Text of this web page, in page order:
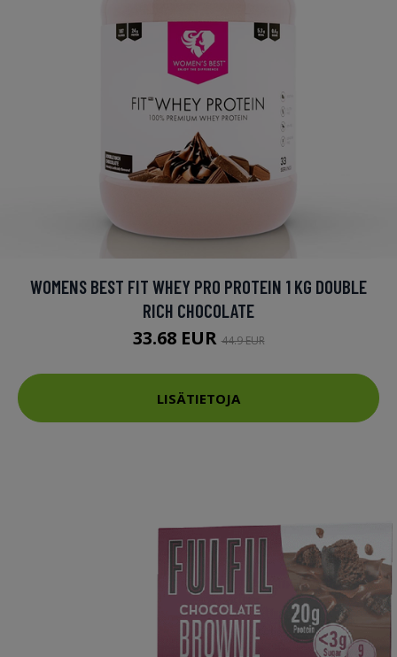
WOMENS BEST FIT WHEY PRO PROTEIN 1 KG DOUBLE
RICH CHOCOLATE
33.68 EUR44.9 EUR
LISÄTIETOJA